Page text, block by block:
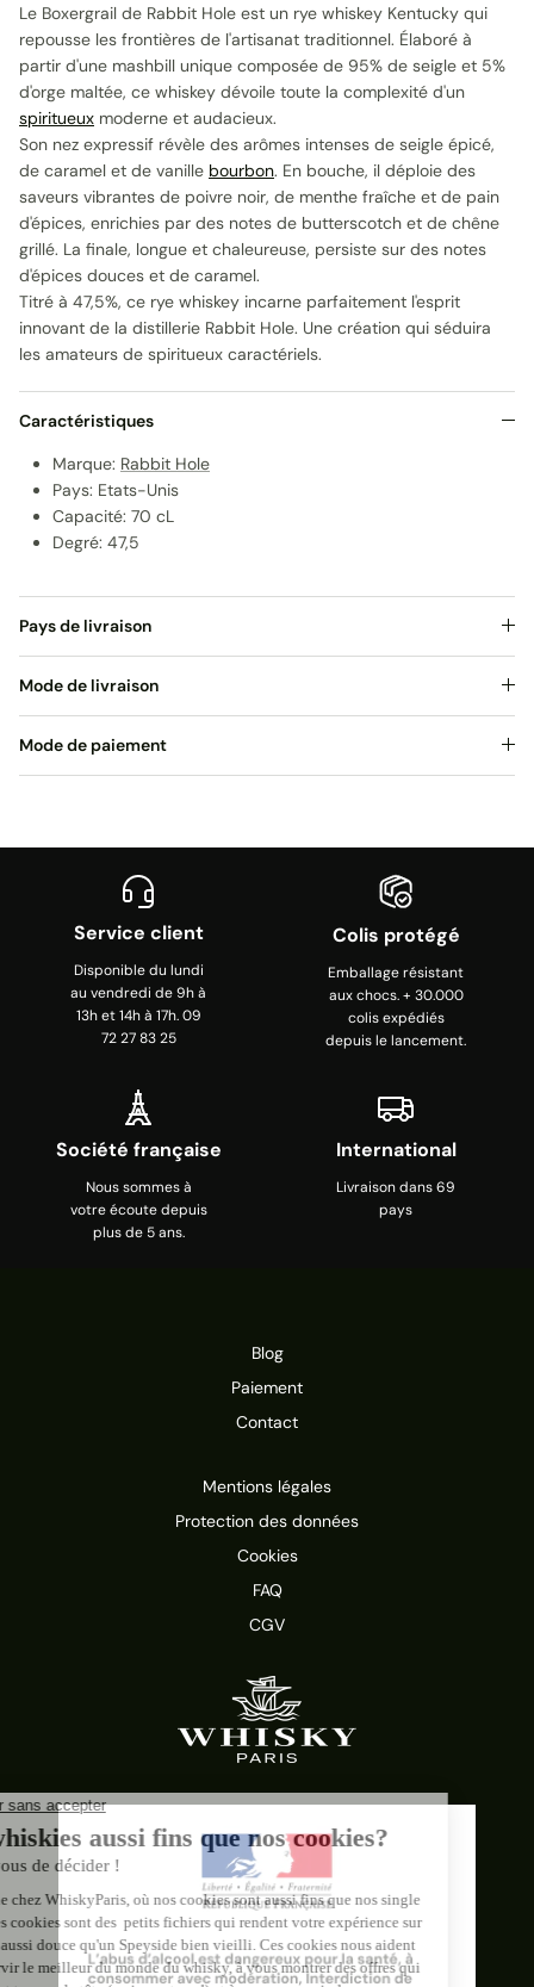
Le Boxergrail de Rabbit Hole est un rye whiskey Kentucky qui
repousse les frontières de l'artisanat traditionnel. Élaboré à
partir d'une mashbill unique composée de 95% de seigle et 5%
d'orge maltée, ce whiskey dévoile toute la complexité d'un
spiritueux moderne et audacieux.
Son nez expressif révèle des arômes intenses de seigle épicé,
de caramel et de vanille bourbon. En bouche, il déploie des
saveurs vibrantes de poivre noir, de menthe fraîche et de pain
d'épices, enrichies par des notes de butterscotch et de chêne
grillé. La finale, longue et chaleureuse, persiste sur des notes
d'épices douces et de caramel.
Titré à 47,5%, ce rye whiskey incarne parfaitement l'esprit
innovant de la distillerie Rabbit Hole. Une création qui séduira
les amateurs de spiritueux caractériels.
Caractéristiques
Marque: Rabbit Hole
Pays: Etats-Unis
Capacité: 70 cL
Degré: 47,5
Pays de livraison
Mode de livraison
Mode de paiement
Service client
Disponible du lundi
au vendredi de 9h à
13h et 14h à 17h. 09
72 27 83 25
Colis protégé
Emballage résistant
aux chocs. + 30.000
colis expédiés
depuis le lancement.
Société française
Nous sommes à
votre écoute depuis
plus de 5 ans.
International
Livraison dans 69
pays
Blog
Paiement
Contact
Mentions légales
Protection des données
Cookies
FAQ
CGV